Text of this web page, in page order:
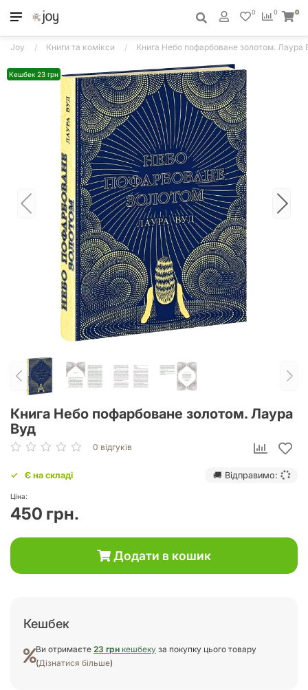
0
0 0
Joy Книги та комікси Книга Небо пофарбоване золотом. Лаура
Кешбек 23 грн
Книга Небо пофарбоване золотом. Лаура
Вуд
0 відгуків
Є на складі 🚚 Відправимо:
Ціна:
450 грн.
Додати в кошик
Кешбек
Ви отримаєте 23 грн кешбеку за покупку цього товару
(Дізнатися більше)